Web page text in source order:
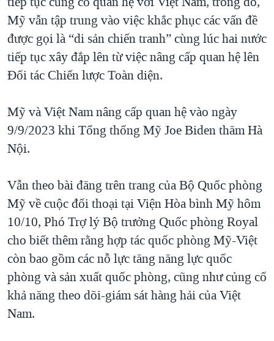
Mỹ vẫn tập trung vào việc khắc phục các vấn đề
được gọi là “di sản chiến tranh” cùng lúc hai nước
tiếp tục xây đắp lên từ việc nâng cấp quan hệ lên
Đối tác Chiến lược Toàn diện.
Mỹ và Việt Nam nâng cấp quan hệ vào ngày
9/9/2023 khi Tổng thống Mỹ Joe Biden thăm Hà
Nội.
Vẫn theo bài đăng trên trang của Bộ Quốc phòng
Mỹ về cuộc đối thoại tại Viện Hòa bình Mỹ hôm
10/10, Phó Trợ lý Bộ trưởng Quốc phòng Royal
cho biết thêm rằng hợp tác quốc phòng Mỹ-Việt
còn bao gồm các nỗ lực tăng năng lực quốc
phòng và sản xuất quốc phòng, cũng như củng cố
khả năng theo dõi-giám sát hàng hải của Việt
Nam.